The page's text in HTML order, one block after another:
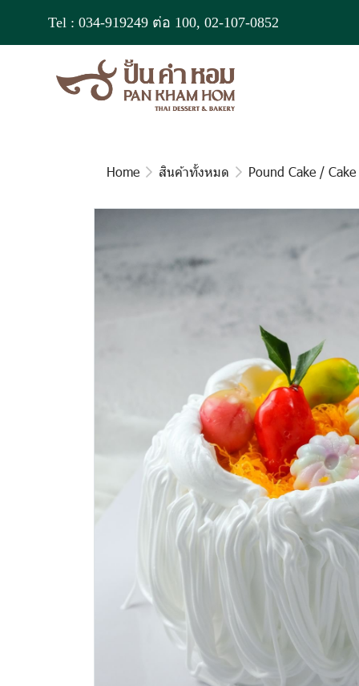
Tel : 034-919249 ต่อ 100, 02-107-0852
Home สินค้าทั้งหมด Pound Cake / Cake